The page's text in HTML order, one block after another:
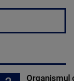
Organismul